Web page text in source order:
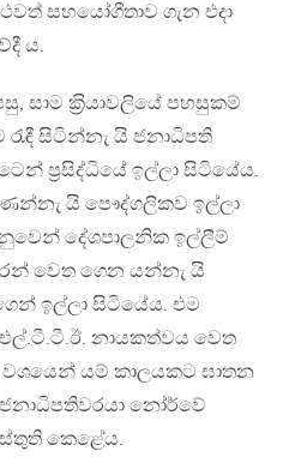
සහයෝගීතාව ගැන එදා
ය.
සාම ක‍්‍රියාවලියේ පහසුකම්
සිටින්නැ යි ජනාධිපති
ප‍්‍රසිද්ධියේ ඉල්ලා සිටියේය.
යි පෞද්ගලිකව ඉල්ලා
දේශපාලනික ඉල්ලීම්
වෙත ගෙන යන්නැ යි
ඉල්ලා සිටියේය. එම
නායකත්වය වෙත
යම් කාලයකට ඝාතන
නෝර්වේ
කෙළේය.